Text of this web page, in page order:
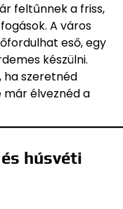
feltűnnek a friss,
A város
eső, egy
készülni.
ha szeretnéd
élveznéd a
húsvéti